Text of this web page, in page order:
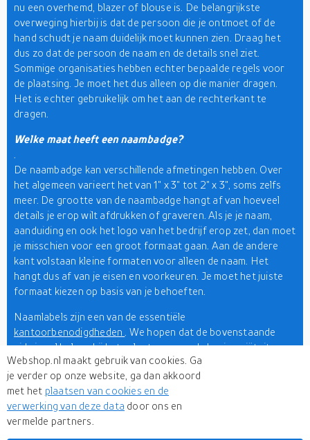
nu een overhemd, blazer of blouse is. De belangrijkste
overweging hierbij is dat de persoon die je ontmoet of de
hand schudt je naam duidelijk moet kunnen zien. Draag het
dus zo dat de persoon de naam en de details snel ziet.
Sommige organisaties hebben echter bepaalde regels voor
de plaatsing. Je moet het dus alleen op die manier dragen.
Het is echter gebruikelijk om het aan de rechterkant te
dragen.
Welke maat heeft een naambadge?
De naambadge kan verschillende afmetingen hebben. Over
het algemeen varieert het van 1" x 3" tot 2" x 3", soms zelfs
meer. De grootte van de naambadge hangt af van hoeveel
details je erop wilt afdrukken of graveren. Als je je naam,
aanduiding en ook het logo van het bedrijf erop zet, dan moet
je misschien voor een groot formaat gaan. Aan de andere
kant volstaan kleine formaten voor alleen de naam. Het
hangt dus af van je eisen en voorkeuren. Je moet het juiste
formaat kiezen op basis van je behoeften.
Naamlabels zijn een van de essentiële
kantoorbenodigdheden
. We hopen dat de bovenstaande
gids je zal helpen bij het selecteren van de basisvariëteiten.
We hebben de best mogelijke details hierboven gezet, zodat
je je opties kunt beperken. Als u zich afvraagt waar u de
beste opties kunt vinden, dan moet u hier zijn. Op Webshop.nl
vindt u niet alleen een ruime collectie naambadges, maar ook
functies zoals prijsvergelijkingen en filters waarmee u uw
Webshop.nl maakt gebruik van cookies. Ga
je verder op onze website, ga dan akkoord
met het plaatsen van cookies en de
verwerking van deze data door ons en
vermelde partners.